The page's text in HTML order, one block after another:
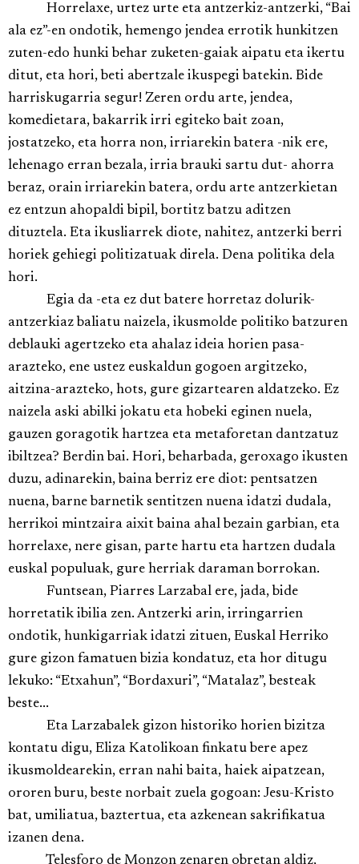
Horrelaxe, urtez urte eta antzerkiz-antzerki, “Bai
ala ez”-en ondotik, hemengo jendea errotik hunkitzen
zuten-edo hunki behar zuketen-gaiak aipatu eta ikertu
ditut, eta hori, beti abertzale ikuspegi batekin. Bide
harriskugarria segur! Zeren ordu arte, jendea,
komedietara, bakarrik irri egiteko bait zoan,
jostatzeko, eta horra non, irriarekin batera -nik ere,
lehenago erran bezala, irria brauki sartu dut- ahorra
beraz, orain irriarekin batera, ordu arte antzerkietan
ez entzun ahopaldi bipil, bortitz batzu aditzen
dituztela. Eta ikusliarrek diote, nahitez, antzerki berri
horiek gehiegi politizatuak direla. Dena politika dela
hori.
Egia da -eta ez dut batere horretaz dolurik-
antzerkiaz baliatu naizela, ikusmolde politiko batzuren
deblauki agertzeko eta ahalaz ideia horien pasa-
arazteko, ene ustez euskaldun gogoen argitzeko,
aitzina-arazteko, hots, gure gizartearen aldatzeko. Ez
naizela aski abilki jokatu eta hobeki eginen nuela,
gauzen goragotik hartzea eta metaforetan dantzatuz
ibiltzea? Berdin bai. Hori, beharbada, geroxago ikusten
duzu, adinarekin, baina berriz ere diot: pentsatzen
nuena, barne barnetik sentitzen nuena idatzi dudala,
herrikoi mintzaira aixit baina ahal bezain garbian, eta
horrelaxe, nere gisan, parte hartu eta hartzen dudala
euskal populuak, gure herriak daraman borrokan.
Funtsean, Piarres Larzabal ere, jada, bide
horretatik ibilia zen. Antzerki arin, irringarrien
ondotik, hunkigarriak idatzi zituen, Euskal Herriko
gure gizon famatuen bizia kondatuz, eta hor ditugu
lekuko: “Etxahun”, “Bordaxuri”, “Matalaz”, besteak
beste...
Eta Larzabalek gizon historiko horien bizitza
kontatu digu, Eliza Katolikoan finkatu bere apez
ikusmoldearekin, erran nahi baita, haiek aipatzean,
ororen buru, beste norbait zuela gogoan: Jesu-Kristo
bat, umiliatua, baztertua, eta azkenean sakrifikatua
izanen dena.
Telesforo de Monzon zenaren obretan aldiz,